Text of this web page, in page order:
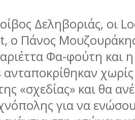
Δεληβοριάς, οι
ο Πάνος
Φα-φούτη και
ανταποκρίθηκαν
«σχεδίας» και θα
για να